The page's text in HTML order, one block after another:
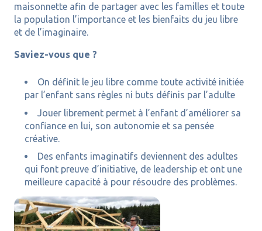
maisonnette afin de partager avec les familles et toute
la population l’importance et les bienfaits du jeu libre
et de l’imaginaire.
Saviez-vous que ?
On définit le jeu libre comme toute activité initiée
par l’enfant sans règles ni buts définis par l’adulte
Jouer librement permet à l’enfant d’améliorer sa
confiance en lui, son autonomie et sa pensée
créative.
Des enfants imaginatifs deviennent des adultes
qui font preuve d’initiative, de leadership et ont une
meilleure capacité à pour résoudre des problèmes.